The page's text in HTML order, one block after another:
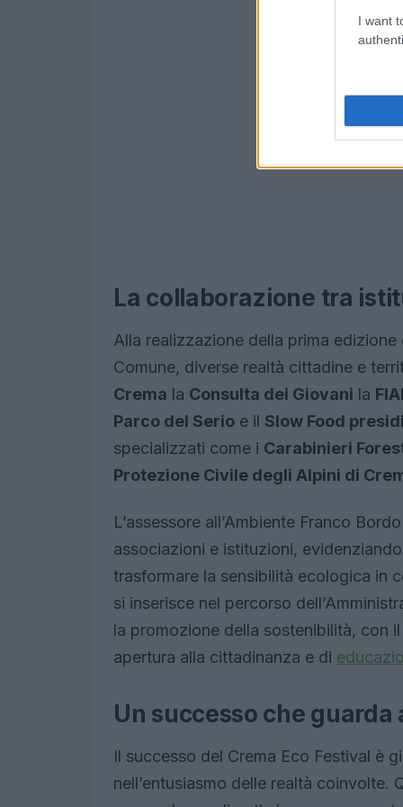
I want
La collaborazione tra
Alla realizzazione della prima
Comune, diverse realtà cittadine e
Crema la Consulta dei Giovani la
Parco del Serio e il Slow Food
specializzati come i Carabinieri
Protezione Civile degli Alpini di
L’assessore all’Ambiente Franco
associazioni e istituzioni,
trasformare la sensibilità ecologica in
si inserisce nel percorso
la promozione della sostenibilità, con
apertura alla cittadinanza e di
Un successo che guarda
Il successo del Crema Eco Festival è
nell’entusiasmo delle realtà